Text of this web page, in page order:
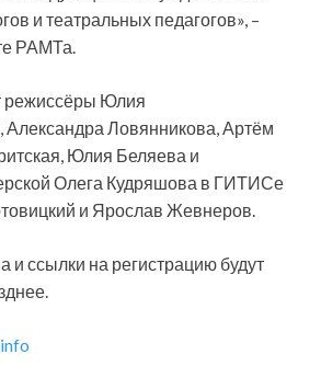
и театральных педагогов», –
РАМТа.
режиссёры Юлия
Ловянникова, Артём
Юлия Беляева и
Олега Кудряшова в ГИТИСе
и Ярослав Жевнеров.
ссылки на регистрацию будут